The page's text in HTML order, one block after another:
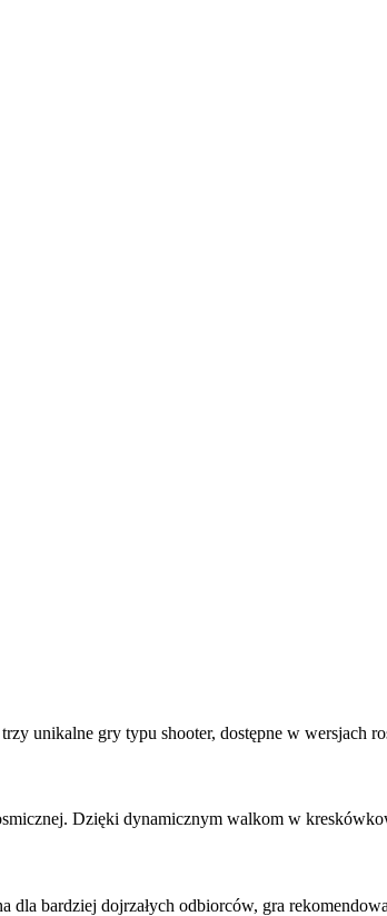
unikalne gry typu shooter, dostępne w wersjach
Dzięki dynamicznym walkom w
bardziej dojrzałych odbiorców, gra